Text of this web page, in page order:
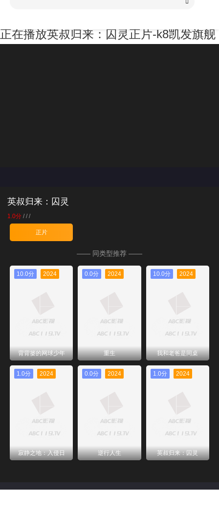
正在播放英叔归来：囚灵正片-k8凯发旗舰
英叔归来：囚灵
1.0分 / / /
正片
—— 同类型推荐 ——
10.0分 2024
背背篓的网球少年
0.0分 2024
重生
10.0分 2024
我和老爸是同桌
1.0分 2024
寂静之地：入侵日
0.0分 2024
逆行人生
1.0分 2024
英叔归来：囚灵